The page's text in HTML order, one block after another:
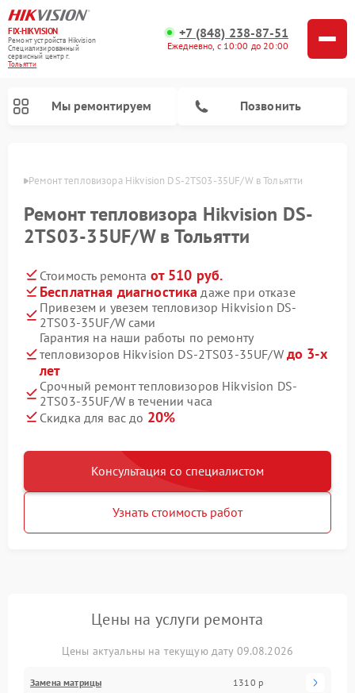
FIX-HIKVISION
Ремонт устройств Hikvision
Специализированный
cервисный центр г.
Тольятти
+7 (848) 238-87-51
Ежедневно, с 10:00 до 20:00
Мы ремонтируем Позвонить
Ремонт тепловизора Hikvision DS-2TS03-35UF/W в Тольятти
Ремонт тепловизора Hikvision DS-
2TS03-35UF/W в Тольятти
Стоимость ремонта от 510 руб.
Бесплатная диагностика даже при отказе
Привезем и увезем тепловизор Hikvision DS-
2TS03-35UF/W сами
Гарантия на наши работы по ремонту
тепловизоров Hikvision DS-2TS03-35UF/W до 3-х
лет
Срочный ремонт тепловизоров Hikvision DS-
2TS03-35UF/W в течении часа
Скидка для вас до 20%
Консультация со специалистом
Узнать стоимость работ
Цены на услуги ремонта
Цены актуальны на текущую дату 09.08.2026
Замена матрицы 1310 р